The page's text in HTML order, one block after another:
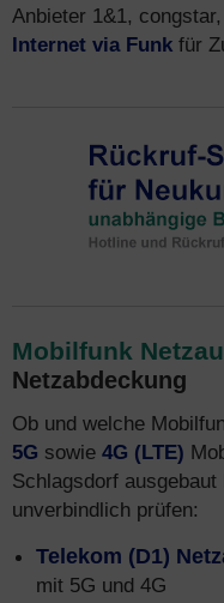
Anbieter 1&1,
Internet via Funk für
Mobilfunk
Netzabdeckung
Ob und welche
5G sowie 4G (LTE)
Schlagsdorf
unverbindlich prüfen:
Telekom (D1)
mit 5G und 4G